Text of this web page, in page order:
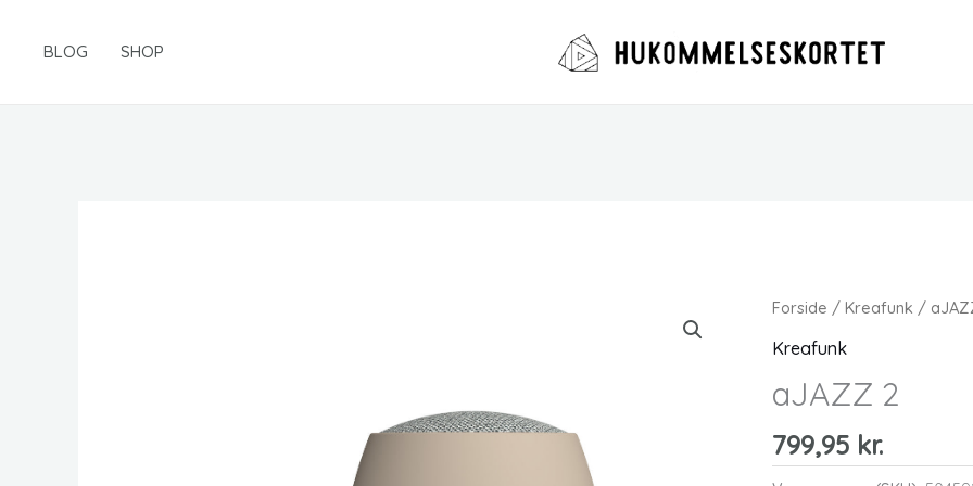
BLOG SHOP
Forside /Kreafunk /
Kreafunk
aJAZZ 2
799,95 kr.